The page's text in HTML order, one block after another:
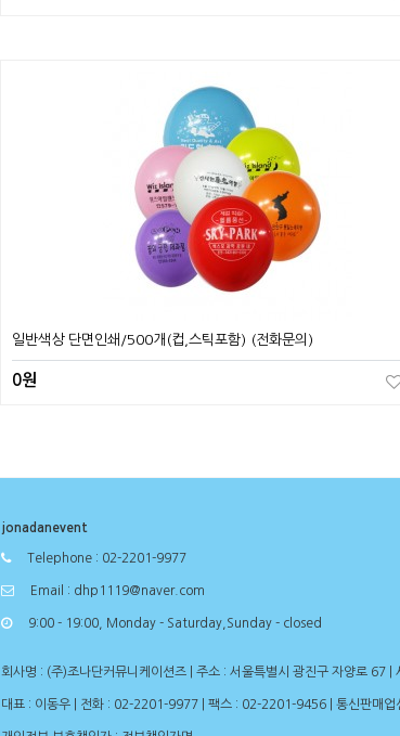
일반색상 단면인쇄/500개(컵,스틱포함) (전화문의)
0원
jonadanevent
Telephone : 02-2201-9977
Email : dhp1119@naver.com
9:00 - 19:00, Monday - Saturday,Sunday - closed
회사명 : (주)조나단커뮤니케이션즈 | 주소 : 서울특별시 광진구 자양로 67
대표 : 이동우 | 전화 : 02-2201-9977 | 팩스 : 02-2201-9456 | 통신판매업